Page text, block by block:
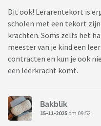
Dit ook! Lerarentekort is
scholen met een tekort
krachten. Soms zelfs het
meester van je kind een
contracten en kun je ook
een leerkracht komt.
Bakblik
15-11-2025 om 09:52